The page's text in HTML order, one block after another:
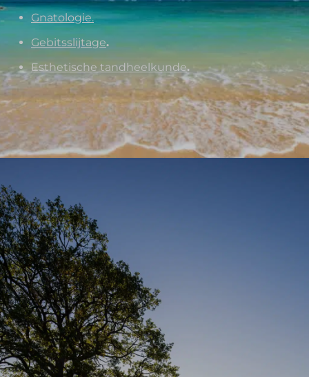
Gnatologie.
Gebitsslijtage.
Esthetische tandheelkunde.